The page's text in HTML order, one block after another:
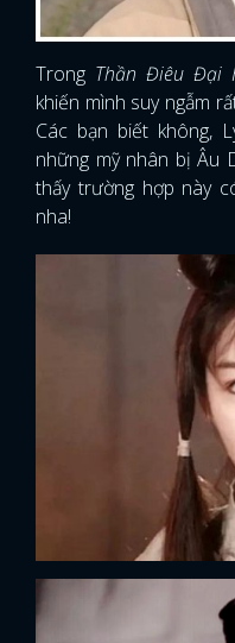
Trong Thần Điêu Đại
khiến mình suy ngẫm
Các bạn biết không,
những mỹ nhân bị Âu
thấy trường hợp này
nha!